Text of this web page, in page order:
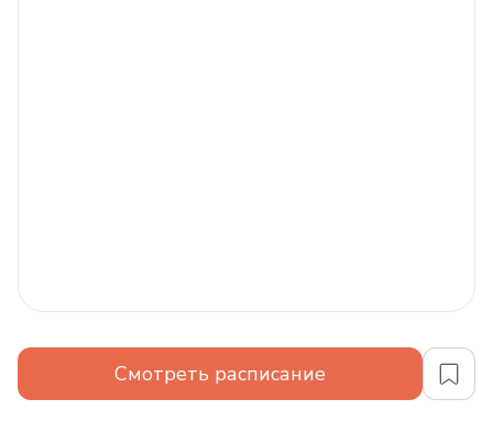
Смотреть расписание